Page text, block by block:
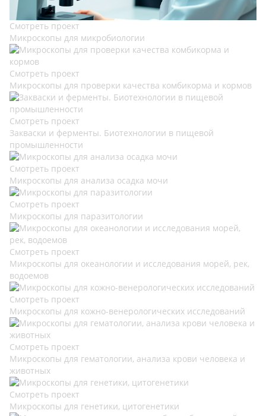
Смотреть проект
Микроскопы для микробиологии
Смотреть проект
Микроскопы для проверки качества комбикорма и кормов
Смотреть проект
Закваски и ферменты. Биотехнологии в пищевой
промышленности
Смотреть проект
Микроскопы для анализа осадка мочи
Смотреть проект
Микроскопы для паразитологии
Смотреть проект
Микроскопы для океанологии и исследования морей, рек,
водоемов
Смотреть проект
Микроскопы для кожно-венерологических исследований
Смотреть проект
Микроскопы для гематологии, анализа крови человека и
животных
Смотреть проект
Микроскопы для генетики, цитогенетики